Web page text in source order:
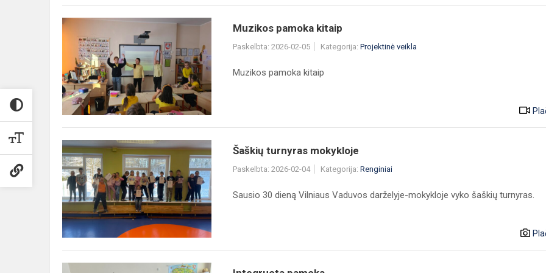
Muzikos
pamoka
kitaip
Muzikos pamoka kitaip
Paskelbta: 2026-02-05 Kategorija: Projektinė veikla
Muzikos pamoka kitaip
Šaškių
turnyras
mokykloje
Šaškių turnyras mokykloje
Paskelbta: 2026-02-04 Kategorija: Renginiai
Sausio 30 dieną Vilniaus Vaduvos darželyje-mokykloje vyko šaškių turnyras.
Integruota